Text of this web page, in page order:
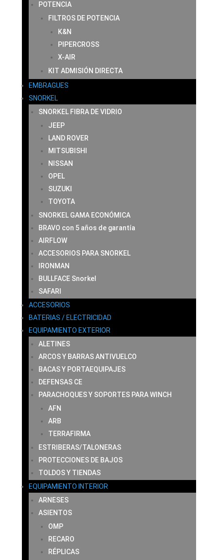
POTENCIA
FILTROS DE POTENCIA
K&N
PIPERCROSS
X-AIR
KIT ADMISIÓN DIRECTA
EMBRAGUES
SNORKEL
SNORKEL FIBRA DE VIDRIO
JEEP
LAND ROVER
MITSUBISHI
NISSAN
OPEL
SUZUKI
TOYOTA
SNORKEL GAMA ECONÓMICA
BRAVO con 5 años de garantía
AIRFLOW
ACCESORIOS PARA SNORKEL
IRONMAN
BULLFACE Snorkel
SAFARI
ACCESORIOS
BATERIAS / ELECTRICIDAD
EQUIPAMIENTO EXTERIOR
ALETINES
ARCOS Y BARRAS ANTIVUELCO
BACAS Y PORTAEQUIPAJES
DEFENSAS CE
PARACHOQUES Y SOPORTES PARA WINCH
AFN
ARB
TERRAFIRMA
ESTRIBERAS/TALONERAS
PROTECCIONES DE BAJOS
TOLDOS Y TIENDAS
EQUIPAMIENTO INTERIOR
ARNESES
ASIENTOS
OMP
RECARO
RÉPLICAS